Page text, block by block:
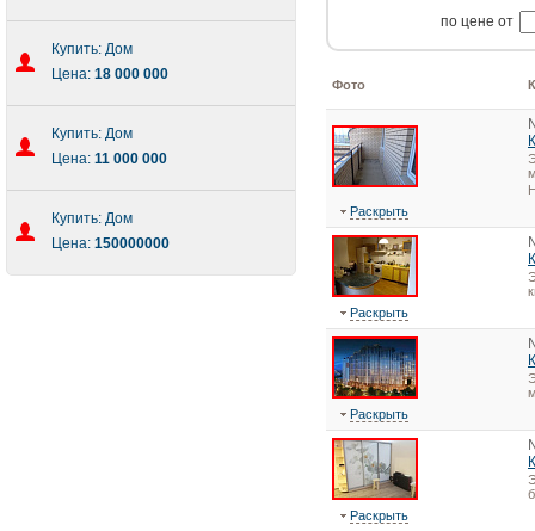
Купить: Дом
Цена: 18 000 000
Купить: Дом
Цена: 11 000 000
Купить: Дом
Цена: 150000000
по цене от
Фото
Раскрыть
Раскрыть
Раскрыть
Раскрыть